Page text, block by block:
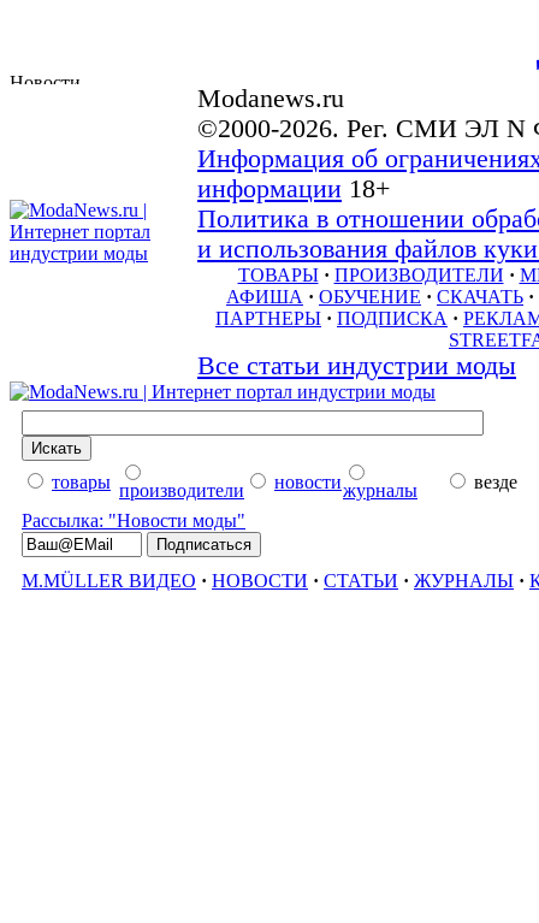
Modanews.ru
©2000-2026. Рег. СМИ ЭЛ N
Информация об
информации 18+
Политика в отношении
и использования файлов
ТОВАРЫ · ПРОИЗВОДИТЕЛИ ·
АФИША · ОБУЧЕНИЕ · СКАЧАТЬ ·
ПАРТНЕРЫ · ПОДПИСКА ·
Все статьи индустрии моды
товары производители новостижурналы
везде
Рассылка: "Новости моды"
M.MÜLLER ВИДЕО · НОВОСТИ · СТАТЬИ · ЖУРНАЛЫ ·